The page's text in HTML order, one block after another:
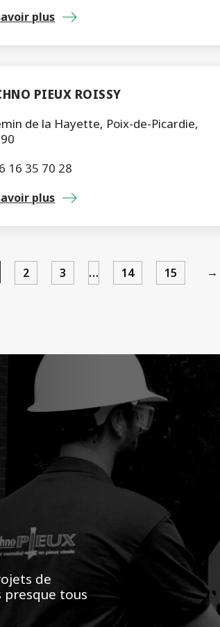
plus
PIEUX ROISSY
de la Hayette, Poix-de-Picardie,
16 35 70 28
plus
2 3 … 14 15 →
de
tous